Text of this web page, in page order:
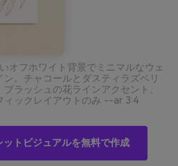
オフホワイト背景でミニマルなウェ
。チャコールとダスティラズベリ
ラッシュの花ラインアクセント、
ィックレイアウトのみ --ar 3:4
トビジュアルを無料で作成